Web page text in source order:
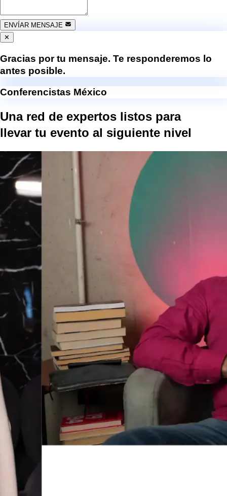
ENVÍAR MENSAJE
✕
Gracias por tu mensaje. Te responderemos lo
antes posible.
Conferencistas México
Una red de expertos listos para
llevar tu evento al siguiente nivel